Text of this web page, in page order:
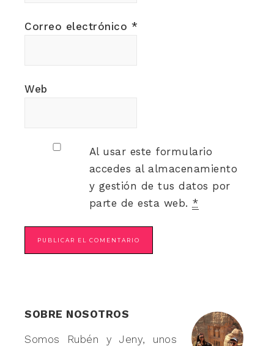
Correo electrónico *
Web
Al usar este formulario
accedes al almacenamiento
y gestión de tus datos por
parte de esta web. *
SOBRE NOSOTROS
Somos Rubén y Jeny, unos